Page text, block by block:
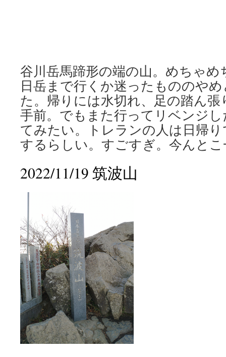
谷川岳馬蹄形の端の山。めちゃ
日岳まで行くか迷ったもののや
た。帰りには水切れ、足の踏ん
手前。でもまた行ってリベンジ
てみたい。トレランの人は日帰
するらしい。すごすぎ。今んと
2022/11/19 筑波山